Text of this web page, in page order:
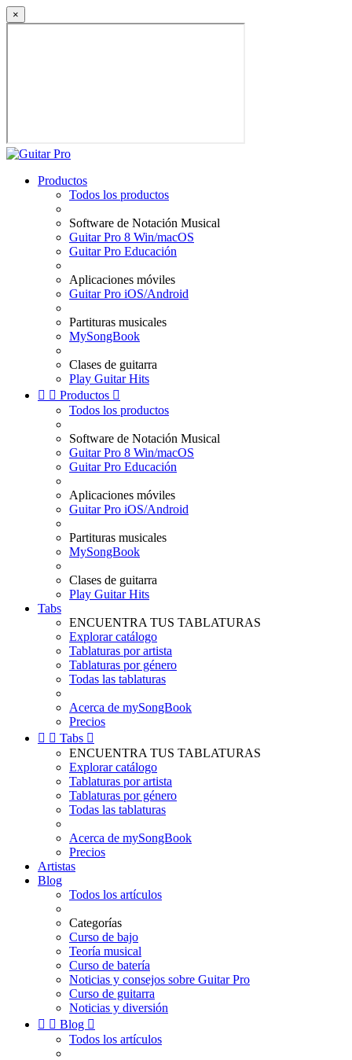
×
Productos
Todos los productos
Software de Notación Musical
Guitar Pro 8 Win/macOS
Guitar Pro Educación
Aplicaciones móviles
Guitar Pro iOS/Android
Partituras musicales
MySongBook
Clases de guitarra
Play Guitar Hits
  Productos 
Todos los productos
Software de Notación Musical
Guitar Pro 8 Win/macOS
Guitar Pro Educación
Aplicaciones móviles
Guitar Pro iOS/Android
Partituras musicales
MySongBook
Clases de guitarra
Play Guitar Hits
Tabs
ENCUENTRA TUS TABLATURAS
Explorar catálogo
Tablaturas por artista
Tablaturas por género
Todas las tablaturas
Acerca de mySongBook
Precios
  Tabs 
ENCUENTRA TUS TABLATURAS
Explorar catálogo
Tablaturas por artista
Tablaturas por género
Todas las tablaturas
Acerca de mySongBook
Precios
Artistas
Blog
Todos los artículos
Categorías
Curso de bajo
Teoría musical
Curso de batería
Noticias y consejos sobre Guitar Pro
Curso de guitarra
Noticias y diversión
  Blog 
Todos los artículos